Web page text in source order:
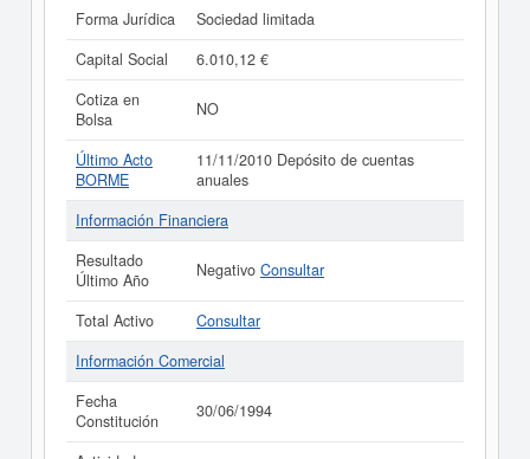
Forma Jurídica
Sociedad limitada
Capital Social
6.010,12 €
Cotiza en
Bolsa
NO
Último Acto
BORME
11/11/2010 Depósito de cuentas
anuales
Información Financiera
Resultado
Último Año
Negativo Consultar
Total Activo
Consultar
Información Comercial
Fecha
Constitución
30/06/1994